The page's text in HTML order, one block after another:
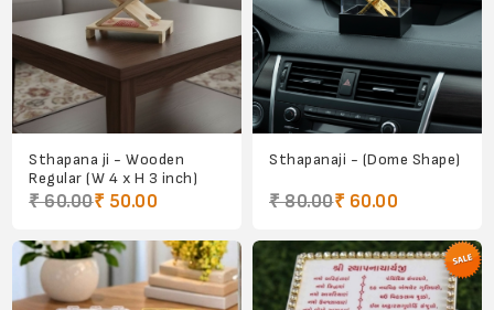
Sthapana ji - Wooden
Regular (W 4 x H 3 inch)
₹ 60.00₹ 50.00
Sthapanaji - (Dome Shape)
₹ 80.00₹ 60.00